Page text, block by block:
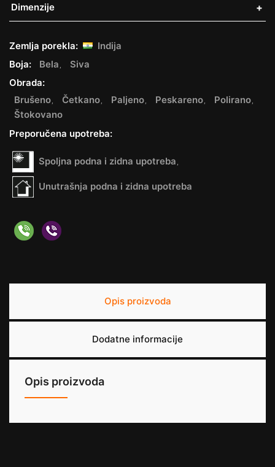
Dimenzije
Zemlja porekla:
Indija
Boja:
Bela
Siva
Obrada:
Brušeno
Četkano Paljeno Peskareno
Polirano
Štokovano
Preporučena upotreba:
Spoljna podna i zidna upotreba
Unutrašnja podna i zidna upotreba
Opis proizvoda
Dodatne informacije
Opis proizvoda